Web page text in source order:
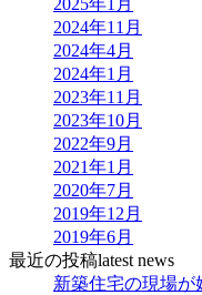
2025年1月
2024年11月
2024年4月
2024年1月
2023年11月
2023年10月
2022年9月
2021年1月
2020年7月
2019年12月
2019年6月
最近の投稿latest news
新築住宅の現場が